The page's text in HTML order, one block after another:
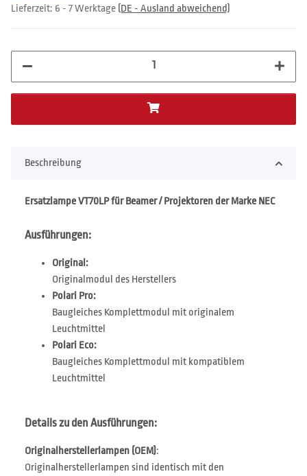
Lieferzeit: 6 - 7 Werktage (DE - Ausland abweichend)
Beschreibung
Ersatzlampe VT70LP für Beamer / Projektoren der Marke NEC
Ausführungen:
Original:
Originalmodul des Herstellers
Polari Pro:
Baugleiches Komplettmodul mit originalem
Leuchtmittel
Polari Eco:
Baugleiches Komplettmodul mit kompatiblem
Leuchtmittel
Details zu den Ausführungen:
Originalherstellerlampen (OEM):
Originalherstellerlampen sind identisch mit den